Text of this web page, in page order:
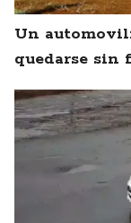
Un
quedarse sin